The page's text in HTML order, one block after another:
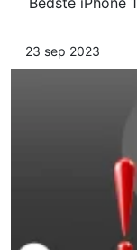
23 sep 2023